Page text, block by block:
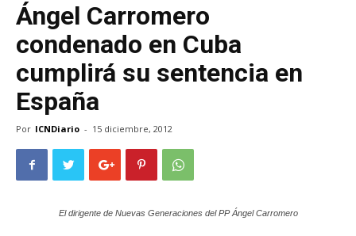
Ángel Carromero
condenado en Cuba
cumplirá su sentencia en
España
Por ICNDiario - 15 diciembre, 2012
El dirigente de Nuevas Generaciones del PP Ángel Carromero